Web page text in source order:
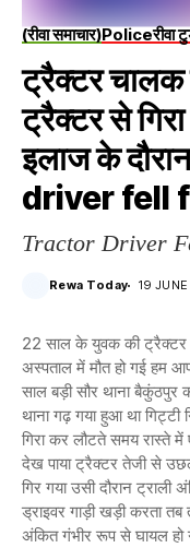
(रीवा समाचार)Policeरीवा
ट्रैक्टर
ट्रैक्टर से
इलाज के
driver fell
Tractor Driver
Rewa Today 19
22 साल के युवक की ट्रैक्टर
अस्पताल में मौत हो गई हम
साल बड़ी सौर थाना बैकुंठपुर
थाना गढ़ गया हुआ था गिट्टी
गिरा कर लौटते समय रास्ते
देख पाया ट्रैक्टर तेजी से
गिर गया उसी दौरान
ड्राइवर गाड़ी खड़ी करता
अंकित गंभीर रूप से घायल हो